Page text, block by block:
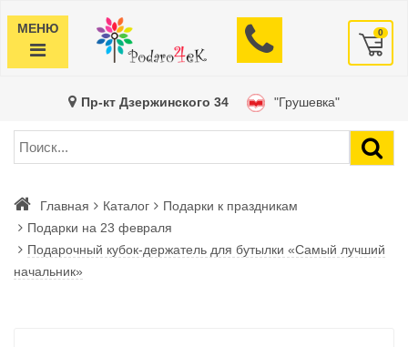
МЕНЮ 0
Пр-кт Дзержинского 34 "Грушевка"
Главная Каталог
Подарки к праздникам
Подарки на 23 февраля
Подарочный кубок‑держатель для бутылки «Самый лучший
начальник»